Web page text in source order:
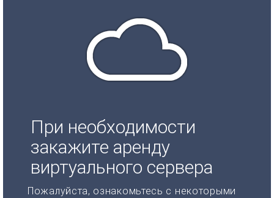
При необходимости
закажите аренду
виртуального сервера
Пожалуйста, ознакомьтесь с некоторыми